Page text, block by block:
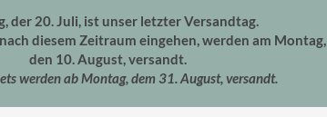
der 20. Juli, ist unser letzter Versandtag.
diesem Zeitraum eingehen, werden am Montag,
den 10. August, versandt.
werden ab Montag, dem 31. August, versandt.